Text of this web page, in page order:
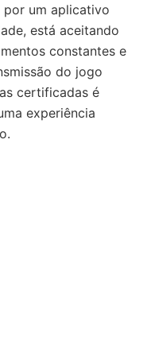
um aplicativo
está aceitando
constantes e
do jogo
certificadas é
experiência